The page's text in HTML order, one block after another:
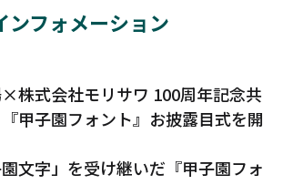
ンフォメーション
株式会社モリサワ 100周年記念共
甲子園フォント』お披露目式を開
文字」を受け継いだ『甲子園フォ